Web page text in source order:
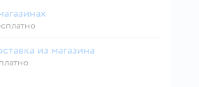
из магазина